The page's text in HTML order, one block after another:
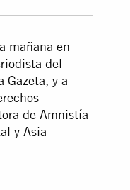
mañana en
del
Gazeta, y a
de Amnistía
y Asia